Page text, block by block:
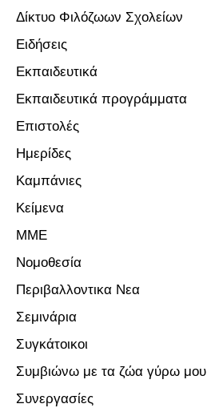
Δίκτυο Φιλόζωων Σχολείων
Ειδήσεις
Εκπαιδευτικά
Εκπαιδευτικά προγράμματα
Επιστολές
Ημερίδες
Καμπάνιες
Κείμενα
ΜΜΕ
Νομοθεσία
Περιβαλλοντικα Νεα
Σεμινάρια
Συγκάτοικοι
Συμβιώνω με τα ζώα γύρω μου
Συνεργασίες